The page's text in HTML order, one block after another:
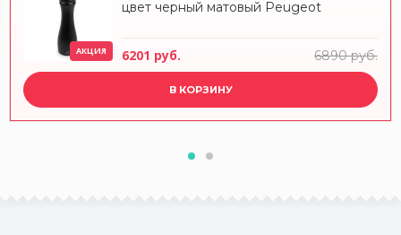
АКЦИЯ
цвет черный матовый Peugeot
6201 руб. 6890 руб.
В КОРЗИНУ